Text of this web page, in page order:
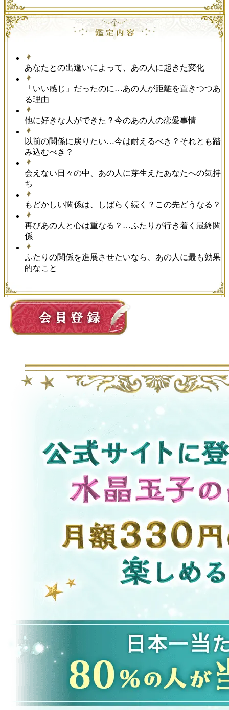
あなたとの出逢いによって、あの人に起きた変化
「いい感じ」だったのに…あの人が距離を置きつつあ
る理由
他に好きな人ができた？今のあの人の恋愛事情
以前の関係に戻りたい…今は耐えるべき？それとも踏
み込むべき？
会えない日々の中、あの人に芽生えたあなたへの気持
ち
もどかしい関係は、しばらく続く？この先どうなる？
再びあの人と心は重なる？…ふたりが行き着く最終関
係
ふたりの関係を進展させたいなら、あの人に最も効果
的なこと